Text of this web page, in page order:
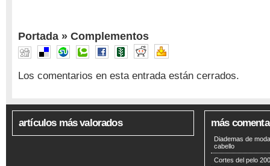
Portada » Complementos
Los comentarios en esta entrada están cerrados.
artículos más valorados más
Diademas de
cabello
Cortes del pelo